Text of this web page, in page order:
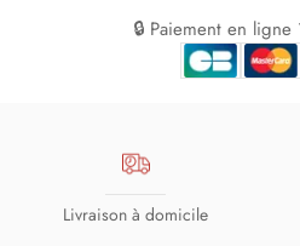
🔒 Paiement en ligne
Livraison à domicile